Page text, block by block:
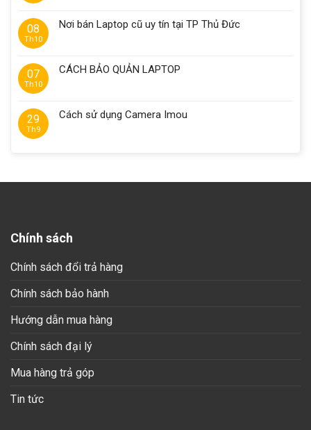
08
Th10
Nơi bán Laptop cũ uy tín tại TP Thủ Đức
07
Th10
CÁCH BẢO QUẢN LAPTOP
29
Th9
Cách sử dụng Camera Imou
Chính sách
Chính sách đổi trả hàng
Chính sách bảo hành
Hướng dẫn mua hàng
Chính sách đại lý
Mua hàng trả góp
Tin tức